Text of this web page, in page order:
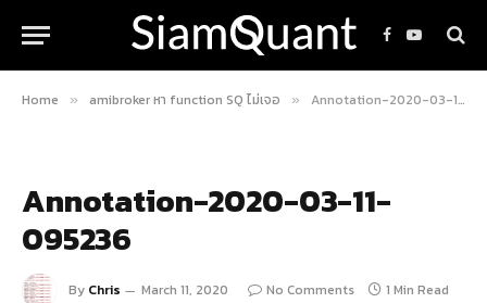
Facebook
YouTube
Home » amibroker หา function SQ ไม่เจอ » Annotation-2020-03-11-095236
Annotation-2020-03-11-
095236
By Chris March 11, 2020 No Comments 1 Min Read